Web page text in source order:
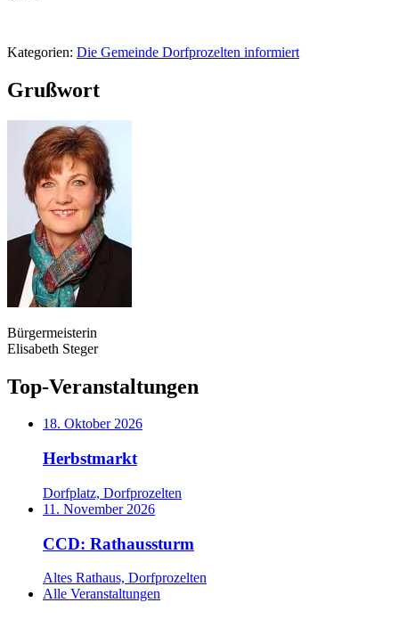
Kategorien: Die Gemeinde Dorfprozelten informiert
Grußwort
Bürgermeisterin
Elisabeth Steger
Top-Veranstaltungen
18. Oktober 2026
Herbstmarkt
Dorfplatz, Dorfprozelten
11. November 2026
CCD: Rathaussturm
Altes Rathaus, Dorfprozelten
Alle Veranstaltungen